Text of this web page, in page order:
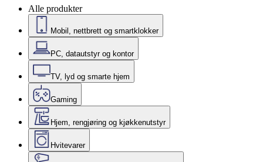
Alle produkter
Mobil, nettbrett og smartklokker
PC, datautstyr og kontor
TV, lyd og smarte hjem
Gaming
Hjem, rengjøring og kjøkkenutstyr
Hvitevarer